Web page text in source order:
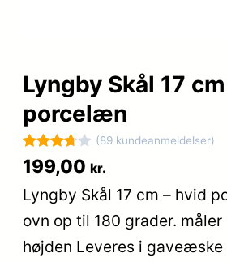
Lyngby Skål 17
porcelæn
Bedømt
3.7ud
af 5
baseret
89
(89 kundeanmeldelser)
199,00 kr.
Lyngby Skål 17 cm – hvid
ovn op til 180 grader. måler
højden Leveres i